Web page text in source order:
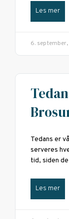
Les mer
6.
Tedans er
serveres
tid, siden
Les mer